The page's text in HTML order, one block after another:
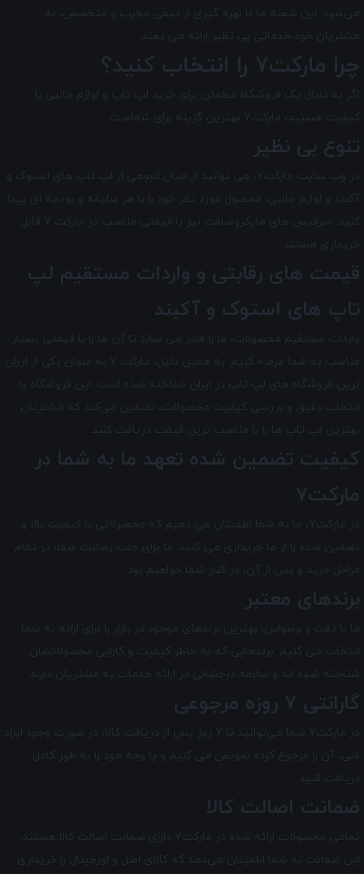
می‌شود. این شعبه ها با بهره گیری از تیمی مجرب و متخصص، به
مشتریان خود خدماتی بی نظیر ارائه می دهند.
چرا مارکت7 را انتخاب کنید؟
اگر به دنبال یک فروشگاه مطمئن برای خرید لپ تاپ و لوازم جانبی با
کیفیت هستید، مارکت7 بهترین گزینه برای شماست.
تنوع بی نظیر
در وب سایت مارکت7، می توانید از میان انبوهی از لپ تاپ های استوک و
آکبند و لوازم جانبی، محصول مورد نظر خود را با هر سلیقه و بودجه ای پیدا
کنید. سرفیس های مایکروسافت نیز با قیمتی مناسب در مارکت 7 قابل
خریداری هستند.
قیمت های رقابتی و واردات مستقیم لپ
تاپ های استوک و آکبند
واردات مستقیم محصولات، ما را قادر می سازد تا آن ها را با قیمتی بسیار
مناسب به شما عرضه کنیم. به همین دلیل، مارکت 7 به عنوان یکی از ارزان
ترین فروشگاه های لپ تاپ در ایران شناخته شده است. این فروشگاه با
انتخاب دقیق و بررسی کیفیت محصولات، تضمین می‌کند که مشتریان
بهترین لپ تاپ ها را با مناسب ترین قیمت دریافت کنند.
کیفیت تضمین شده تعهد ما به شما در
مارکت7
در مارکت7 ، ما به شما اطمینان می دهیم که محصولاتی با کیفیت بالا و
تضمین شده را از ما خریداری می کنید. ما برای جلب رضایت شما، در تمام
مراحل خرید و پس از آن، در کنار شما خواهیم بود.
برندهای معتبر
ما با دقت و وسواس، بهترین برندهای موجود در بازار را برای ارائه به شما
انتخاب می کنیم. برندهایی که به خاطر کیفیت و کارایی محصولاتشان
شناخته شده اند و سابقه درخشانی در ارائه خدمات به مشتریان دارند.
گارانتی 7 روزه مرجوعی
در مارکت7 شما می‌توانید تا 7 روز پس از دریافت کالا، در صورت وجود ایراد
فنی، آن را مرجوع کرده تعویض می کنیم و یا وجه خود را به طور کامل
دریافت کنید.
ضمانت اصالت کالا
تمامی محصولات ارائه شده در مارکت7
دارای ضمانت اصالت کالا هستند.
این ضمانت به شما اطمینان می‌دهد که کالای اصل و اورجینال را خریداری